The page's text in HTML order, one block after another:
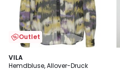
Outlet
VILA
Hemdbluse, Allover-Druck
2.5
/ 5